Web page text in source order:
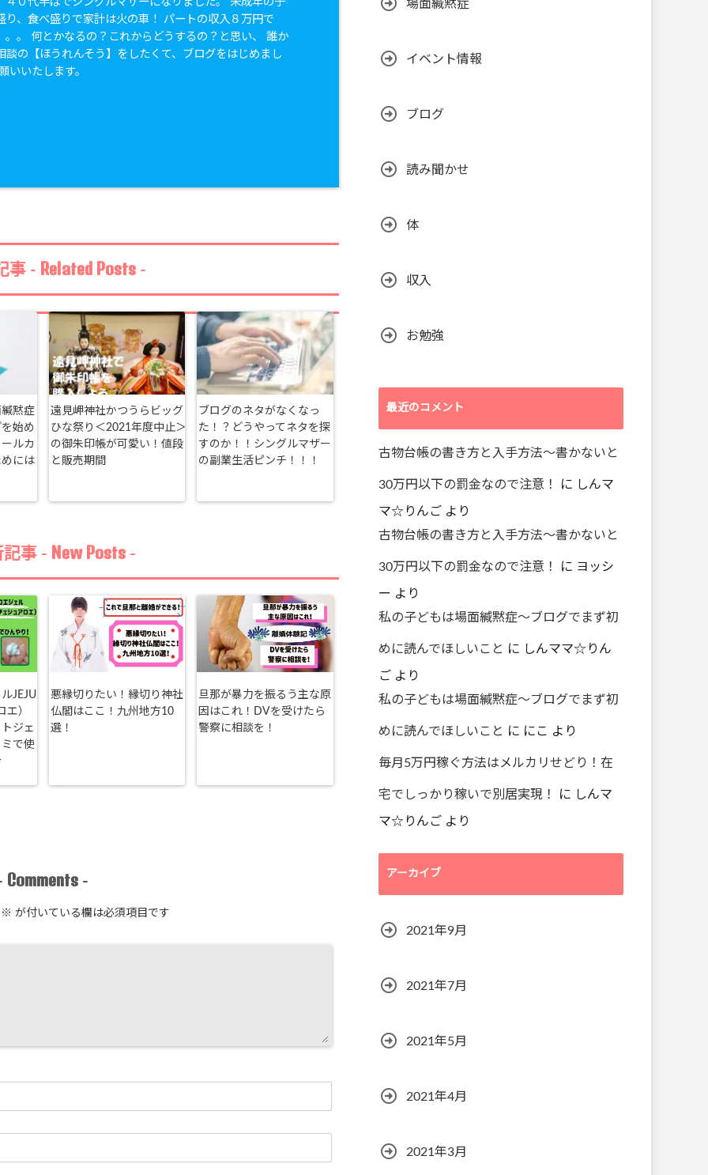
り、食べ盛りで家計は火の車！ パートの収入８万円で
。。 何とかなるの？これからどうするの？と思い、 誰か
談の【ほうれんそう】をしたくて、ブログをはじめまし
いいたします。
事 - Related Posts -
黙症
始め
ルカ
には
遠見岬神社かつうらビッグ
ひな祭り＜2021年度中止＞
の御朱印帳が可愛い！値段
と販売期間
ブログのネタがなくなっ
た！？どうやってネタを探
すのか！！シングルマザー
の副業生活ピンチ！！！
事 - New Posts-
JEJU
エ）
ジェ
で使
悪縁切りたい！縁切り神社
仏閣はここ！九州地方10
選！
旦那が暴力を振るう主な原
因はこれ！DVを受けたら
警察に相談を！
Comments -
※ が付いている欄は必須項目です
場面緘黙症
イベント情報
ブログ
読み聞かせ
体
収入
お勉強
最近のコメント
古物台帳の書き方と入手方法～書かないと
30万円以下の罰金なので注意！ に しんマ
マ☆りんご より
古物台帳の書き方と入手方法～書かないと
30万円以下の罰金なので注意！ に ヨッシ
ー より
私の子どもは場面緘黙症～ブログでまず初
めに読んでほしいこと に しんママ☆りん
ご より
私の子どもは場面緘黙症～ブログでまず初
めに読んでほしいこと に にこ より
毎月5万円稼ぐ方法はメルカリせどり！在
宅でしっかり稼いで別居実現！ に しんマ
マ☆りんご より
アーカイブ
2021年9月
2021年7月
2021年5月
2021年4月
2021年3月